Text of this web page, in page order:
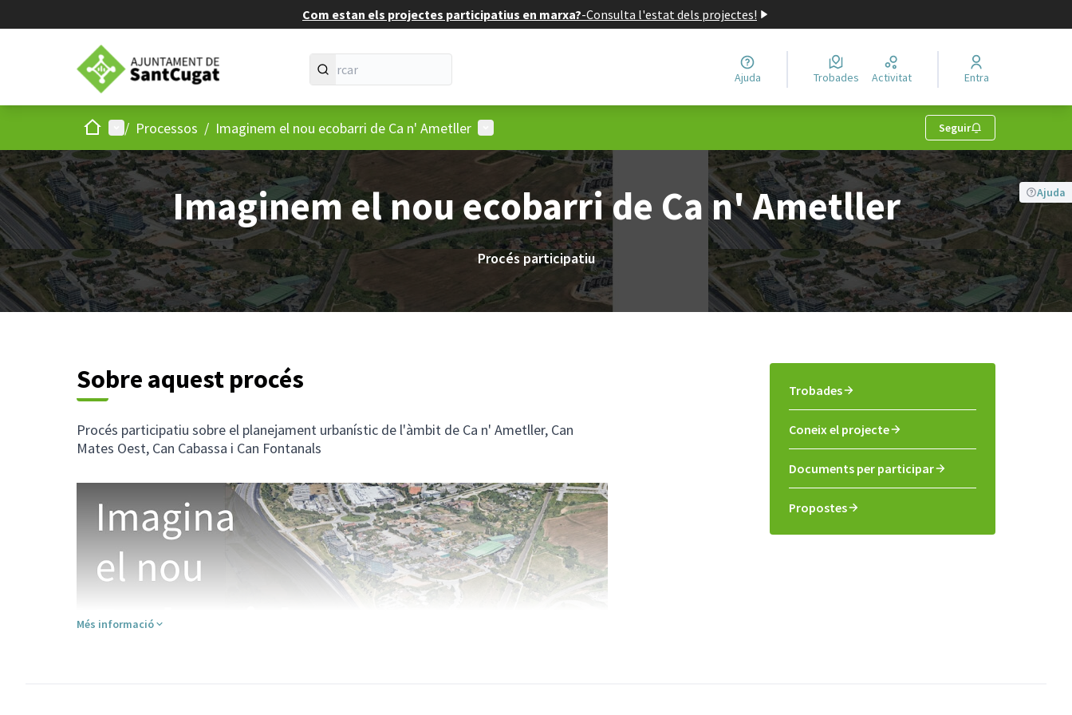
Com estan els projectes participatius en marxa?-Consulta l'estat dels projectes!
Ajuda Trobades Activitat Entra
Inici Menú principal
/ Processos / Imaginem el nou ecobarri de Ca n' Ametller Menú d'usuari Seguir
Ajuda
Imaginem el nou ecobarri de Ca n' Ametller
Procés participatiu
Sobre aquest procés
Procés participatiu sobre el planejament urbanístic de l'àmbit de Ca n' Ametller, Can
Mates Oest, Can Cabassa i Can Fontanals
Més informació
Trobades
Coneix el projecte
Documents per participar
Propostes